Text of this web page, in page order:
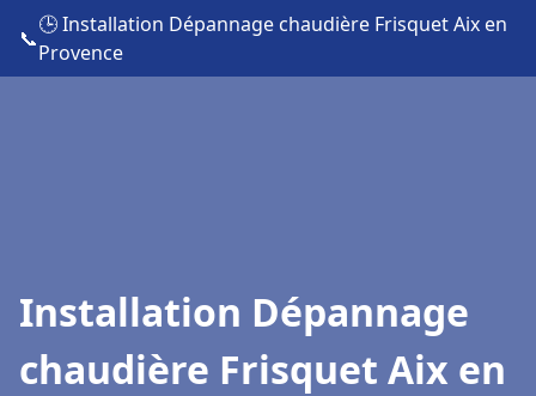
📞
🕒 Installation Dépannage chaudière Frisquet Aix en
Provence
Installation Dépannage
chaudière Frisquet Aix en